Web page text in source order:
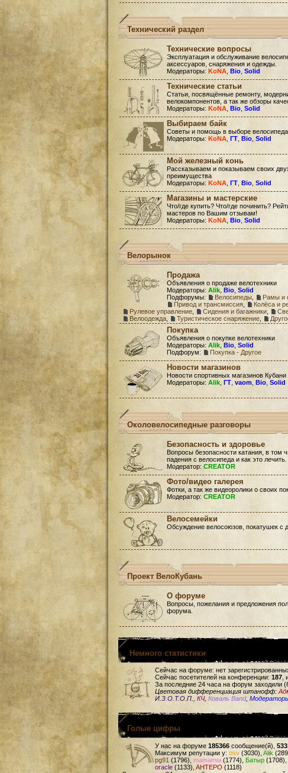
Технический раздел
Технические вопросы
Эксплуатация и обслуживание
аксессуаров, снаряжения и одежды.
Модераторы: KoNA Bio Solid
Технические статьи
Статьи, посвящённые ремонту,
велокомпонентов, а так же обзоры
Модераторы: KoNA Bio Solid
Выбираем байк
Советы и помощь в выборе велосипеда
Модераторы: KoNA ГТ Bio Solid
Мой железный конь
Рассказываем и показываем своих
преимущества
Модераторы: KoNA ГТ Bio Solid
Магазины и мастерские
Что/где купить? Что/где починить?
мастеров по Вашим отзывам!
Модераторы: KoNA Bio Solid
Велорынок
Продажа
Объявления о продаже велотехники
Модераторы: Alik Bio Solid
Подфорумы:
Велосипеды Рамы и
Привод и трансмиссия
Колёса и
Рулевое управление
Сидения и багажники
Велоодежда
Туристическое снаряжение
Покупка
Объявления о покупке велотехники
Модераторы: Alik Bio Solid
Подфорум:
Покупка - Другое
Новости магазинов
Новости спортивных магазинов Кубани
Модераторы: Alik ГТ vaom Bio Solid
Околовелосипедные разговоры
Безопасность и здоровье
Вопросы безопасности катания, в том
падения с велосипеда и как это
Модератор: CREATOR
Фото/видео галерея
Фотки, а так же видеоролики о своих
Модератор: CREATOR
Велосемейки
Обсуждение велосоюзов, покатушек с
Проект ВелоКубань
О форуме
Вопросы, пожелания и предложения
форума.
Немного статистики
Сейчас на форуме: нет
Сейчас посетителей на конференции: 187
За последние 24 часа на форум заходили
Цветовая дифференциация штанофф:
И.З.О.Т.О.П.
КЧ, Коваль Band,
Голые цифры
У нас на форуме 185366 сообщение(й),
Максимум репутации у: osv (3030), Alik
pg91 (1796), mamamia (1774), Батыр (1708),
oracle (1133), AHTEPO (1118)